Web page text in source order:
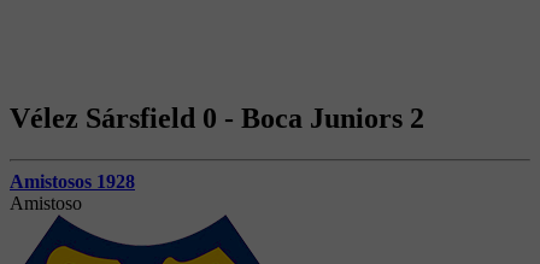
Vélez Sársfield 0 - Boca Juniors 2
Amistosos 1928
Amistoso